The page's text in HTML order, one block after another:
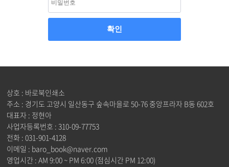
상호 : 바로북인쇄소
주소 : 경기도 고양시 일산동구 숲속마을로 50-76 중앙프라자 B동 602호
대표자 : 정현아
사업자등록번호 : 310-09-77753
전화 : 031-901-4128
이메일 : baro_book@naver.com
영업시간 : AM 9:00 ~ PM 6:00 (점심시간 PM 12:00)